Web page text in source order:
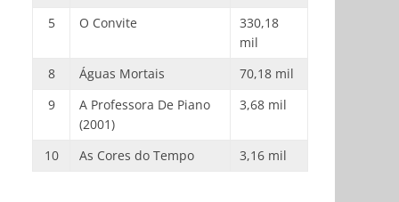
5
O Convite
330,18
mil
8
Águas Mortais
70,18 mil
9
A Professora De Piano
(2001)
3,68 mil
10 As Cores do Tempo 3,16 mil